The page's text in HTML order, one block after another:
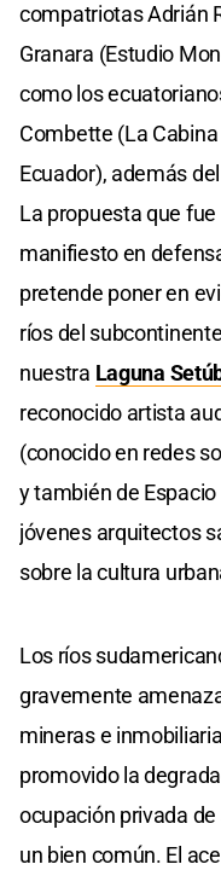
compatriotas Adrián
Granara (Estudio
como los
Combette (La
Ecuador), además
La propuesta que
manifiesto en
pretende poner en
ríos del
nuestra Laguna
reconocido artista
(conocido en redes
y también de
jóvenes arquitectos
sobre la cultura
Los ríos
gravemente
mineras e
promovido la
ocupación privada
un bien común. El